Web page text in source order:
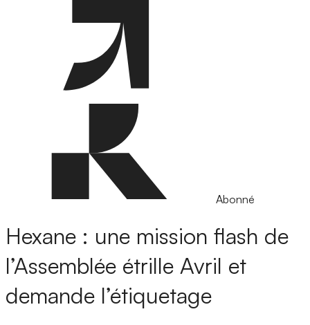
Abonné
Hexane : une mission flash de
l’Assemblée étrille Avril et
demande l’étiquetage